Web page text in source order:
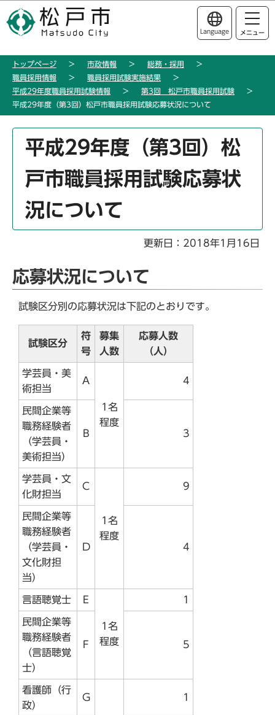
の
ー
頭
このページの本文へ移動
Language メニュー
トップページ 市政情報
総務・採用
職員採用情報
職員採用試験実施結果
平成29年度職員採用試験情報
第3回 松戸市職員採用試験
平成29年度（第3回）松戸市職員採用試験応募状況について
平成29年度（第3回）松
戸市職員採用試験応募状
況について
更新日：2018年1月16日
応募状況について
試験区分別の応募状況は下記のとおりです。
試験区分
符
号
募集
人数
応募人数
（人）
学芸員・美
術担当
A
1名
程度
4
民間企業等
職務経験者
（学芸員・
美術担当）
B 3
学芸員・文
化財担当
C
1名
程度
9
民間企業等
職務経験者
（学芸員・
文化財担
当）
D 4
言語聴覚士 E
1名
程度
1
民間企業等
職務経験者
（言語聴覚
士）
F 5
看護師（行
政）
G 1